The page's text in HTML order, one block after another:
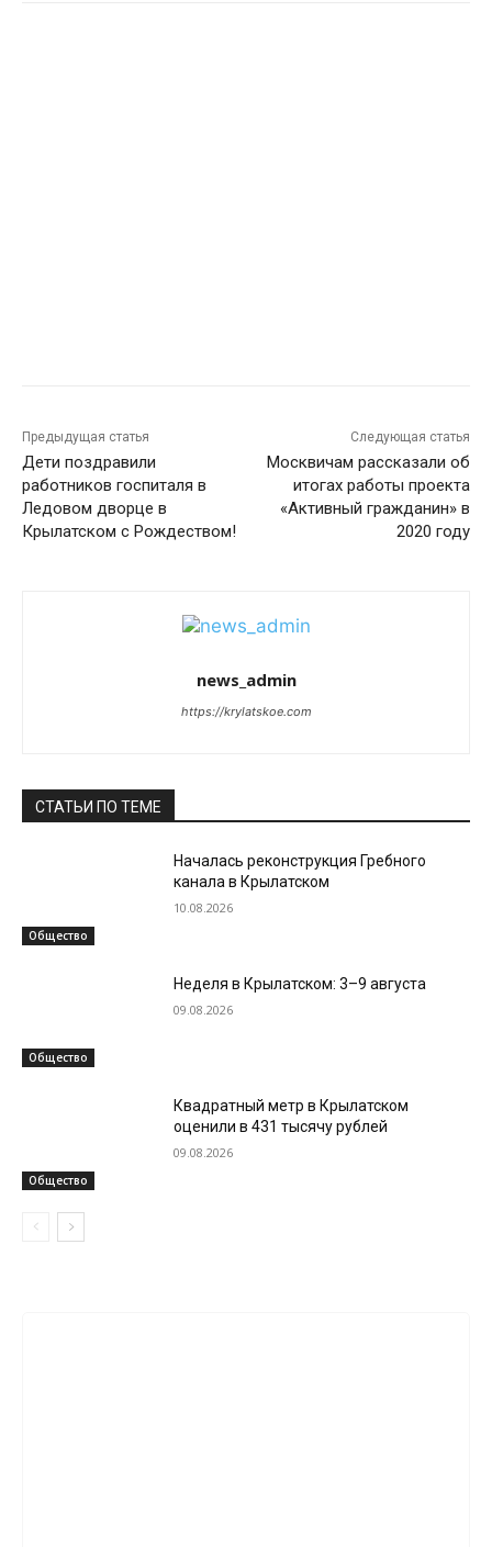
Предыдущая статья
Дети поздравили
работников госпиталя в
Ледовом дворце в
Крылатском с Рождеством!
Следующая статья
Москвичам рассказали об
итогах работы проекта
«Активный гражданин» в
2020 году
news_admin
https://krylatskoe.com
СТАТЬИ ПО ТЕМЕ
Общество
Началась реконструкция Гребного
канала в Крылатском
10.08.2026
Общество
Неделя в Крылатском: 3–9 августа
09.08.2026
Общество
Квадратный метр в Крылатском
оценили в 431 тысячу рублей
09.08.2026